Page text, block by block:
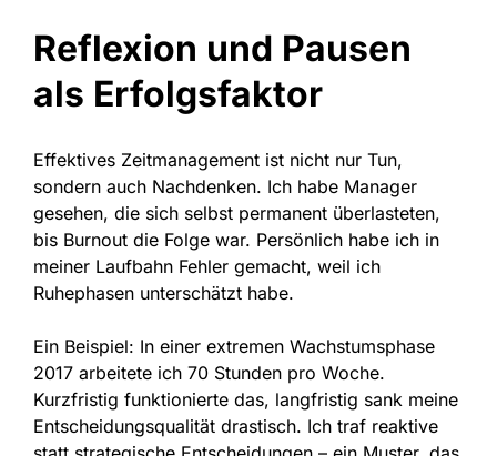
Reflexion und Pausen
als Erfolgsfaktor
Effektives Zeitmanagement ist nicht nur Tun,
sondern auch Nachdenken. Ich habe Manager
gesehen, die sich selbst permanent überlasteten,
bis Burnout die Folge war. Persönlich habe ich in
meiner Laufbahn Fehler gemacht, weil ich
Ruhephasen unterschätzt habe.
Ein Beispiel: In einer extremen Wachstumsphase
2017 arbeitete ich 70 Stunden pro Woche.
Kurzfristig funktionierte das, langfristig sank meine
Entscheidungsqualität drastisch. Ich traf reaktive